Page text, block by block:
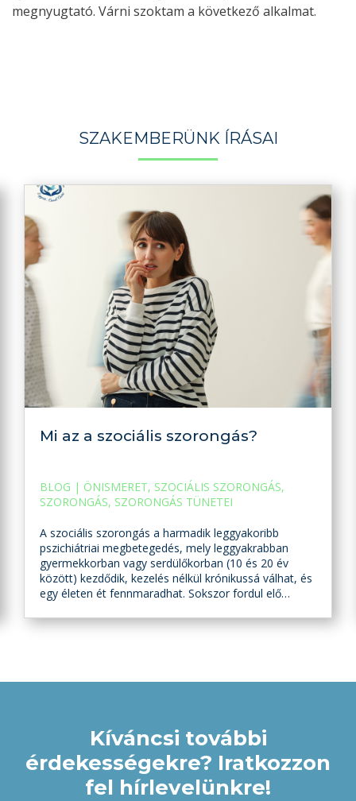
megnyugtató. Várni szoktam a következő alkalmat.
SZAKEMBERÜNK ÍRÁSAI
Érzelemszabályozás
önszabályozás első lépései
BLOG | CSECSEMŐKOR, ÉRZELEMSZABÁLYOZÁS
GYEREKNEVELÉS, ÖNSZABÁLYOZÁS,
Az önszabályozás képessége az éntudat fejlődéséhez
hasonlóan elsősorban a társas kapcsolatokon
keresztül történik, de a mindennapi élet során
szerzett tapasztalatok is hatnak rá. A szülők és más
fontos személyek segítik a gyermeket abban, hogy
megértse és szabályozni tudja. Az önszabályozás a
Kíváncsi további
érdekességekre? Iratkozzon
fel hírlevelünkre!